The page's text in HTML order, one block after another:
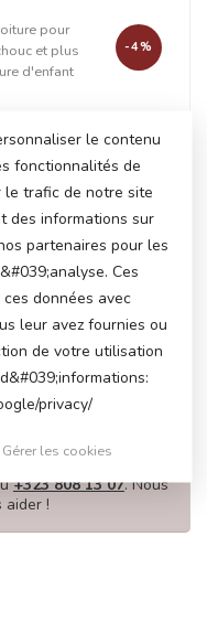
pour
et plus
d'enfant
-4%
En stock
€211,50
notre service client
+323 808 13 07. Nous
aider !
le contenu
fonctionnalités de
le trafic de notre site
des informations sur
partenaires pour les
Ces
données avec
leur avez fournies ou
de votre utilisation
privacy/
Gérer les cookies